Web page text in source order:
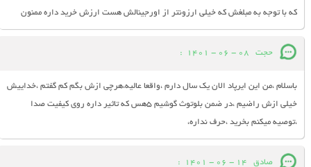
که با توجه به مبلغش که خیلی ارزونتر از اورجینالش هست ارزش خرید داره ممنون
حجت 08 - 06 - 1401
:
باسلام ،من این ایرپاد الان یک سال دارم ،واقعا عالیه،هرچی ازش بگم کم گفتم ،خداییش
خیلی ازش راضیم ،در ضمن بلوتوث گوشیم ۵هس که تاثیر داره روی کیفیت صدا
،توصیه میکنم بخرید ،حرف نداره،
صادق 14 - 06 - 1401
: